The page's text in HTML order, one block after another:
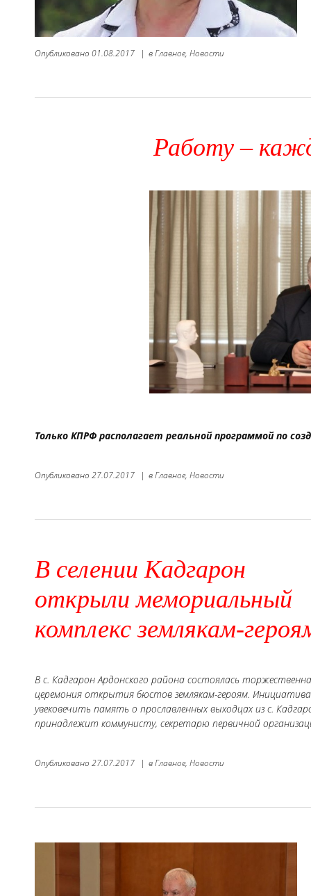
Опубликовано 01.08.2017 | вГлавное, Новости
Работу –
Только КПРФ располагает реальной программой по
Опубликовано 27.07.2017 | вГлавное, Новости
В селении Кадгарон
открыли мемориальный
комплекс землякам-
В с. Кадгарон Ардонского района состоялась
церемония открытия бюстов землякам-героям. Инициатива
увековечить память о прославленных выходцах из с.
принадлежит коммунисту, секретарю первичной
Опубликовано 27.07.2017 | вГлавное, Новости